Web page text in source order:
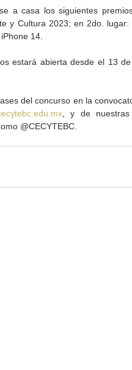
a casa los siguientes
y Cultura 2023; en 2do. lugar:
14.
estará abierta desde el 13
del concurso en la
, y de
@CECYTEBC.
Cristina Rivera Garza
reflexiona sobre
justicia y literatura